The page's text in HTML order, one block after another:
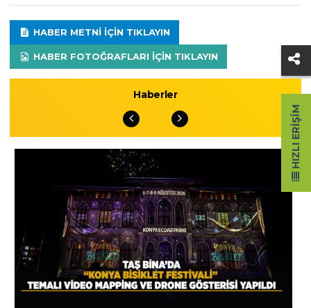
HABER METNI IÇIN TIKLAYIN
HABER FOTOĞRAFLARI IÇIN TIKLAYIN
Haberler
HIZLI ERIŞIM